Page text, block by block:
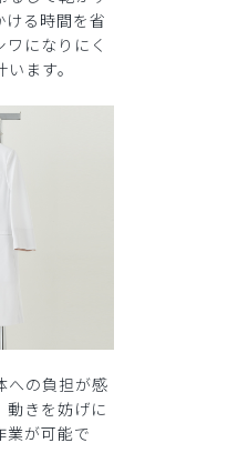
ける時間を省
になりにく
ます。
への負担が感
動きを妨げに
業が可能で